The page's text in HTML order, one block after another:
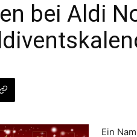
bei Aldi
Ein